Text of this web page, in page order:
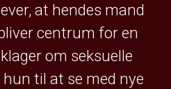
at hendes mand
centrum for en
om seksuelle
til at se med nye